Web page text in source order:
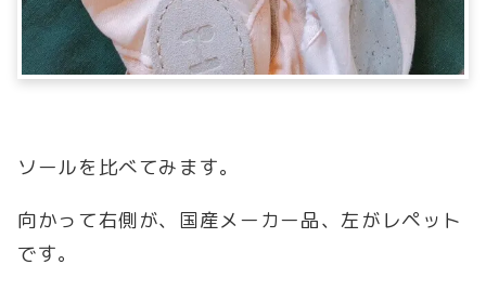
ソールを比べてみます。
向かって右側が、国産メーカー品、左がレペット
です。